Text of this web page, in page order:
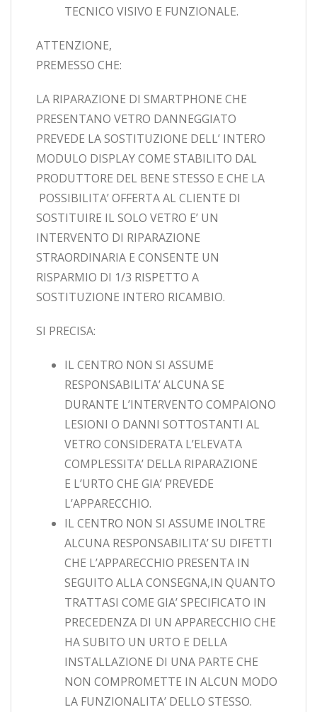
TECNICO VISIVO E FUNZIONALE.
ATTENZIONE,
PREMESSO CHE:
LA RIPARAZIONE DI SMARTPHONE CHE
PRESENTANO VETRO DANNEGGIATO
PREVEDE LA SOSTITUZIONE DELL’ INTERO
MODULO DISPLAY COME STABILITO DAL
PRODUTTORE DEL BENE STESSO E CHE LA
POSSIBILITA’ OFFERTA AL CLIENTE DI
SOSTITUIRE IL SOLO VETRO E’ UN
INTERVENTO DI RIPARAZIONE
STRAORDINARIA E CONSENTE UN
RISPARMIO DI 1/3 RISPETTO A
SOSTITUZIONE INTERO RICAMBIO.
SI PRECISA:
IL CENTRO NON SI ASSUME
RESPONSABILITA’ ALCUNA SE
DURANTE L’INTERVENTO COMPAIONO
LESIONI O DANNI SOTTOSTANTI AL
VETRO CONSIDERATA L’ELEVATA
COMPLESSITA’ DELLA RIPARAZIONE
E L’URTO CHE GIA’ PREVEDE
L’APPARECCHIO.
IL CENTRO NON SI ASSUME INOLTRE
ALCUNA RESPONSABILITA’ SU DIFETTI
CHE L’APPARECCHIO PRESENTA IN
SEGUITO ALLA CONSEGNA,IN QUANTO
TRATTASI COME GIA’ SPECIFICATO IN
PRECEDENZA DI UN APPARECCHIO CHE
HA SUBITO UN URTO E DELLA
INSTALLAZIONE DI UNA PARTE CHE
NON COMPROMETTE IN ALCUN MODO
LA FUNZIONALITA’ DELLO STESSO.